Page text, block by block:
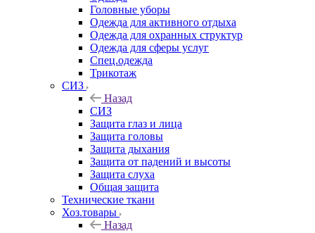
Головные уборы
Одежда для активного отдыха
Одежда для охранных структур
Одежда для сферы услуг
Спец.одежда
Трикотаж
СИЗ
Назад
СИЗ
Защита глаз и лица
Защита головы
Защита дыхания
Защита от падений и высоты
Защита слуха
Общая защита
Технические ткани
Хоз.товары
Назад